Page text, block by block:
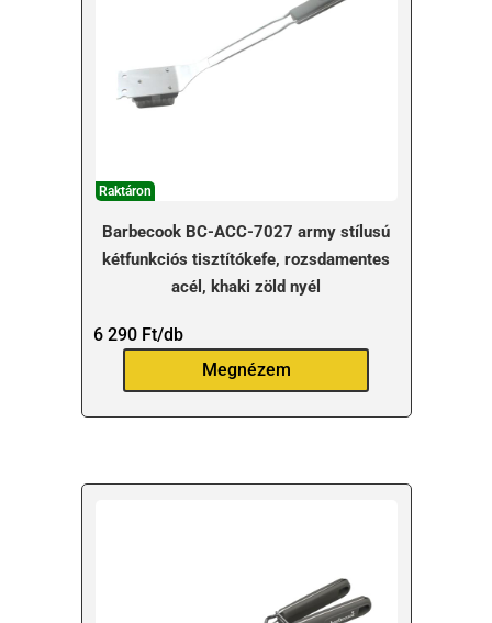
Raktáron
Barbecook BC-ACC-7027 army stílusú
kétfunkciós tisztítókefe, rozsdamentes
acél, khaki zöld nyél
6 290 Ft/db
Megnézem